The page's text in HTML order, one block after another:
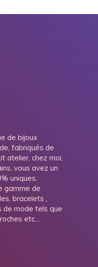
de bijoux
fabriqués de
atelier, chez moi,
vous avez un
uniques.
gamme de
bracelets ,
de mode tels que
etc…